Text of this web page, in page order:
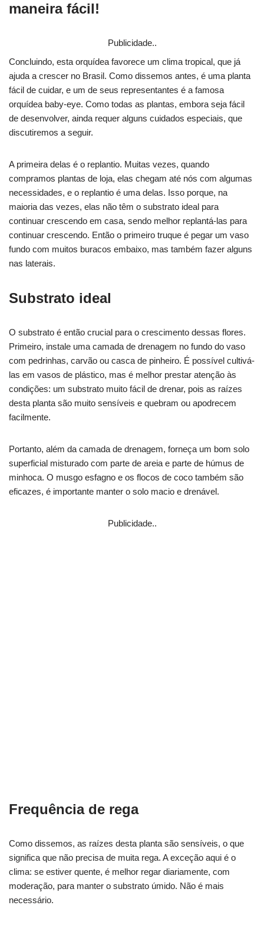
maneira fácil!
Publicidade..
Concluindo, esta orquídea favorece um clima tropical, que já
ajuda a crescer no Brasil. Como dissemos antes, é uma planta
fácil de cuidar, e um de seus representantes é a famosa
orquídea baby-eye. Como todas as plantas, embora seja fácil
de desenvolver, ainda requer alguns cuidados especiais, que
discutiremos a seguir.
A primeira delas é o replantio. Muitas vezes, quando
compramos plantas de loja, elas chegam até nós com algumas
necessidades, e o replantio é uma delas. Isso porque, na
maioria das vezes, elas não têm o substrato ideal para
continuar crescendo em casa, sendo melhor replantá-las para
continuar crescendo. Então o primeiro truque é pegar um vaso
fundo com muitos buracos embaixo, mas também fazer alguns
nas laterais.
Substrato ideal
O substrato é então crucial para o crescimento dessas flores.
Primeiro, instale uma camada de drenagem no fundo do vaso
com pedrinhas, carvão ou casca de pinheiro. É possível cultivá-
las em vasos de plástico, mas é melhor prestar atenção às
condições: um substrato muito fácil de drenar, pois as raízes
desta planta são muito sensíveis e quebram ou apodrecem
facilmente.
Portanto, além da camada de drenagem, forneça um bom solo
superficial misturado com parte de areia e parte de húmus de
minhoca. O musgo esfagno e os flocos de coco também são
eficazes, é importante manter o solo macio e drenável.
Publicidade..
Frequência de rega
Como dissemos, as raízes desta planta são sensíveis, o que
significa que não precisa de muita rega. A exceção aqui é o
clima: se estiver quente, é melhor regar diariamente, com
moderação, para manter o substrato úmido. Não é mais
necessário.